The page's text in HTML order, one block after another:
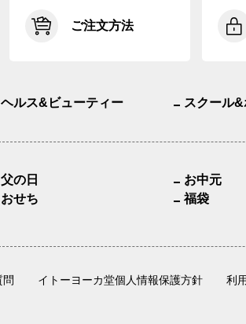
ご注文方法
ヘルス&ビューティー スクール
父の日
お中元
おせち
福袋
イトーヨーカ堂個人情報保護方針 利